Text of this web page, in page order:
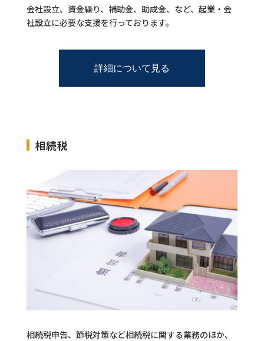
会社設立、資金繰り、補助金、助成金、など、起業・会
社設立に必要な支援を行っております。
詳細について見る
相続税
相続税申告、節税対策など相続税に関する業務のほか、